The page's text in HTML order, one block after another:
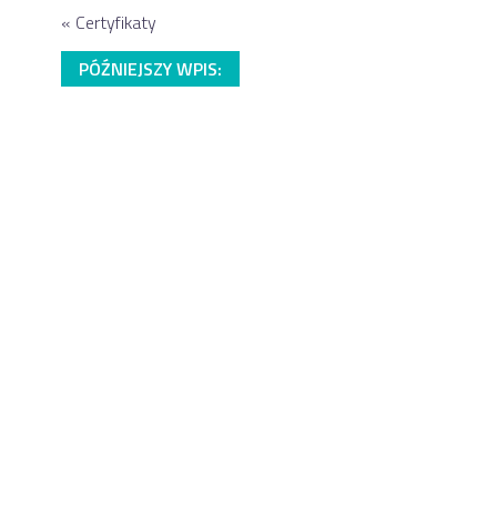
« Certyfikaty
PÓŹNIEJSZY WPIS: